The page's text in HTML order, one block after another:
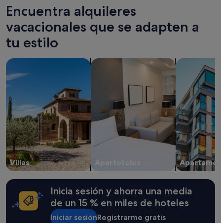
últimas
24 horas
para
una
estancia
de
1 noche
y
2 adultos.
Los
y
la
disponibilidad
están
sujetos
a
cambios.
Pueden
aplicarse
términos
condiciones
adicionales.
Encuentra alquileres
vacacionales que se adapten a
tu estilo
Villas
Buscar villas
Apartoteles
Buscar apartoteles Buscar
Inicia sesión y ahorra una media
de un 15 % en miles de hoteles
Iniciar sesiónRegistrarme gratis